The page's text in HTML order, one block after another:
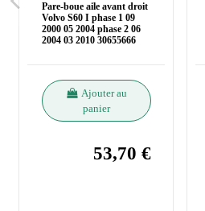
Pare-boue aile avant droit
Volvo S60 I phase 1 09
2000 05 2004 phase 2 06
2004 03 2010 30655666
Ajouter au
panier
53,70 €